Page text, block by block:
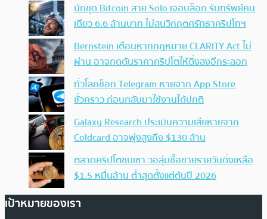
นักขุด Bitcoin สาย Solo เจอบล็อก รับทรัพย์คน
เดียว 6.6 ล้านบาท ไม่สนวิกฤตศรัทธาคริปโทฯ
Bernstein เตือนหากกฎหมาย CLARITY Act ไม่
ผ่าน อาจกดดันราคาคริปโตให้ดิ่งลงอีกระลอก
ทั่วโลกช็อก Telegram หายจาก App Store
ชั่วคราว ก่อนกลับมาใช้งานได้ปกติ
Galaxy Research ประเมินความเสียหายจาก
Coldcard อาจพุ่งสูงถึง $130 ล้าน
ตลาดคริปโตซบเซา วอลุ่มซื้อขายรายวันดิ่งเหลือ
$1.5 หมื่นล้าน ต่ำสุดตั้งแต่ต้นปี 2026
เป้าหมายของเรา